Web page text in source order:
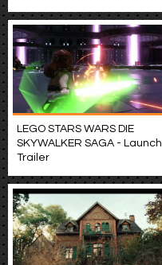
LEGO STARS WARS DIE
SKYWALKER SAGA - Launch
Trailer